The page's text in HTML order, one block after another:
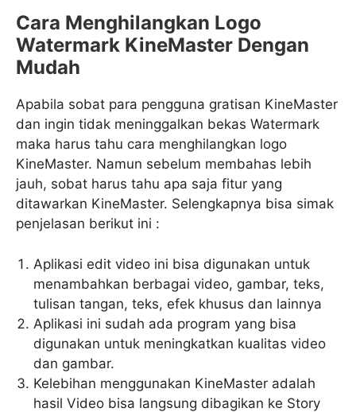
Cara Menghilangkan Logo
Watermark KineMaster Dengan
Mudah
Apabila sobat para pengguna gratisan KineMaster
dan ingin tidak meninggalkan bekas Watermark
maka harus tahu cara menghilangkan logo
KineMaster. Namun sebelum membahas lebih
jauh, sobat harus tahu apa saja fitur yang
ditawarkan KineMaster. Selengkapnya bisa simak
penjelasan berikut ini :
Aplikasi edit video ini bisa digunakan untuk
menambahkan berbagai video, gambar, teks,
tulisan tangan, teks, efek khusus dan lainnya
Aplikasi ini sudah ada program yang bisa
digunakan untuk meningkatkan kualitas video
dan gambar.
Kelebihan menggunakan KineMaster adalah
hasil Video bisa langsung dibagikan ke Story